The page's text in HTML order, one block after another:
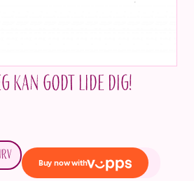
kan godt lide dig!